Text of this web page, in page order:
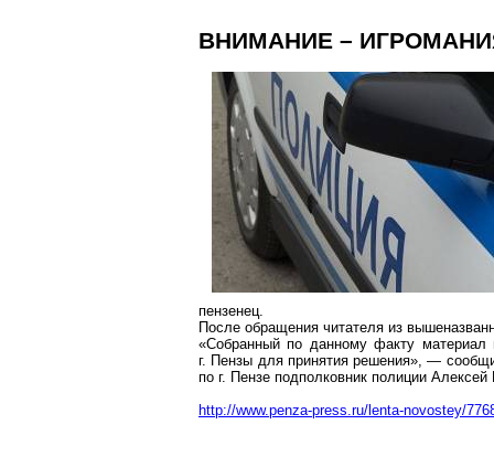
ВНИМАНИЕ –
пензенец.
После обращения читателя из
«Собранный по данному факту
г. Пензы для принятия решения», —
по г. Пензе подполковник полиции Алексей
http://www.penza-press.ru/lenta-novostey/